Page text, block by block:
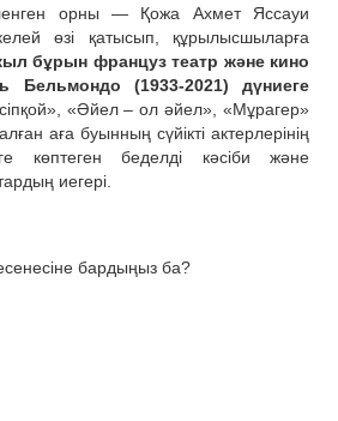
орны — Қожа Ахмет Яссауи
өзі қатысып, құрылысшыларға
бұрын француз театр және кино
Бельмондо (1933-2021) дүниеге
«Әйел – ол әйел», «Мұрагер»
аға буынның сүйікті актерлерінің
көптеген беделді кәсіби және
иегері.
бардыңыз ба?